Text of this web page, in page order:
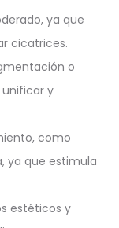
ya que
cicatrices.
o
unificar y
como
ya que estimula
estéticos y